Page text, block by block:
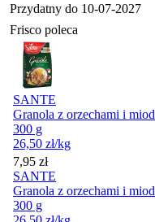
Przydatny do 10-07-2027
Frisco poleca
SANTE
Granola z orzechami i
300 g
26,50 zł/kg
Cena
7,95 zł
SANTE
Granola z orzechami i
300 g